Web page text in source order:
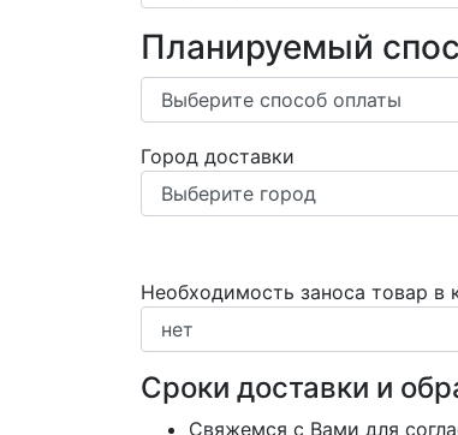
Планируемый
Город доставки
Необходимость заноса товар в
Сроки доставки и
Свяжемся с Вами для